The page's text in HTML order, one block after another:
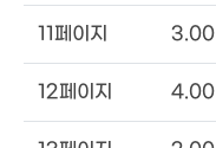
11페이지 3.00
12페이지 4.00